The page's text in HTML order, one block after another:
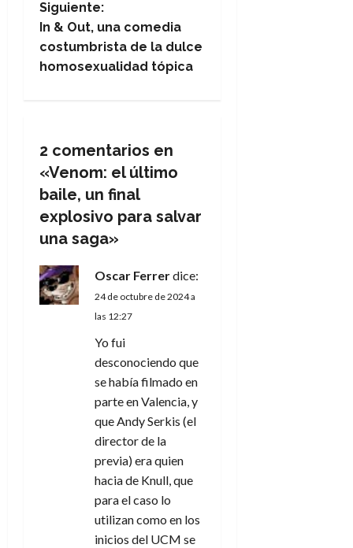
v
e
c
i
ó
n
d
Siguiente:
In & Out, una comedia
costumbrista de la dulce
homosexualidad tópica
2 comentarios en
«Venom: el último
baile, un final
explosivo para salvar
una saga»
Oscar Ferrerdice:
24 de octubre de 2024 a
las 12:27
Yo fui
desconociendo que
se había filmado en
parte en Valencia, y
que Andy Serkis (el
director de la
previa) era quien
hacia de Knull, que
para el caso lo
utilizan como en los
inicios del UCM se